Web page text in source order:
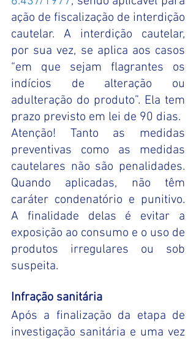
ação de fiscalização de interdição
cautelar. A interdição cautelar,
por sua vez, se aplica aos casos
“em que sejam flagrantes os
indícios de alteração ou
adulteração do produto”. Ela tem
prazo previsto em lei de 90 dias.
Atenção! Tanto as medidas
preventivas como as medidas
cautelares não são penalidades.
Quando aplicadas, não têm
caráter condenatório e punitivo.
A finalidade delas é evitar a
exposição ao consumo e o uso de
produtos irregulares ou sob
suspeita.
Infração sanitária
Após a finalização da etapa de
investigação sanitária e uma vez